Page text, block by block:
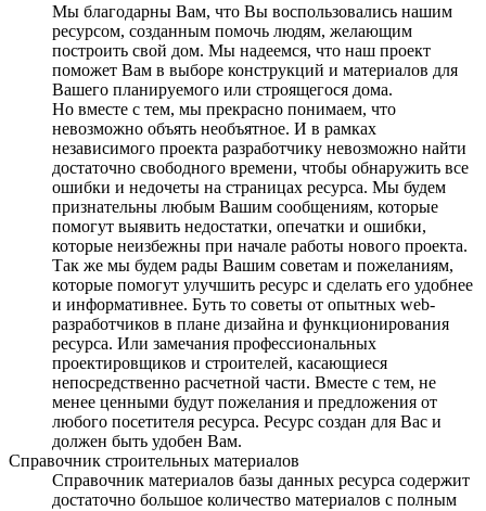
Мы благодарны Вам, что Вы воспользовались нашим
ресурсом, созданным помочь людям, желающим
построить свой дом. Мы надеемся, что наш проект
поможет Вам в выборе конструкций и материалов для
Вашего планируемого или строящегося дома.
Но вместе с тем, мы прекрасно понимаем, что
невозможно объять необъятное. И в рамках
независимого проекта разработчику невозможно найти
достаточно свободного времени, чтобы обнаружить все
ошибки и недочеты на страницах ресурса. Мы будем
признательны любым Вашим сообщениям, которые
помогут выявить недостатки, опечатки и ошибки,
которые неизбежны при начале работы нового проекта.
Так же мы будем рады Вашим советам и пожеланиям,
которые помогут улучшить ресурс и сделать его удобнее
и информативнее. Буть то советы от опытных web-
разработчиков в плане дизайна и функционирования
ресурса. Или замечания профессиональных
проектировщиков и строителей, касающиеся
непосредственно расчетной части. Вместе с тем, не
менее ценными будут пожелания и предложения от
любого посетителя ресурса. Ресурс создан для Вас и
должен быть удобен Вам.
Справочник строительных материалов
Справочник материалов базы данных ресурса содержит
достаточно большое количество материалов с полным